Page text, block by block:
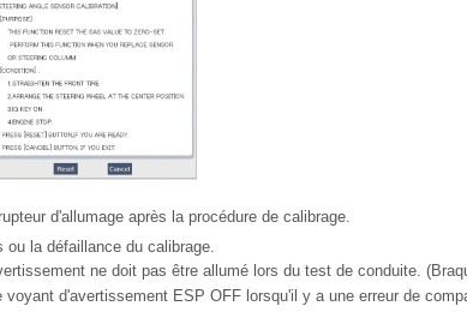
d'allumage après la procédure de calibrage.
la défaillance du calibrage.
ne doit pas être allumé lors du test de conduite.
voyant d'avertissement ESP OFF lorsqu'il y a une erreur de